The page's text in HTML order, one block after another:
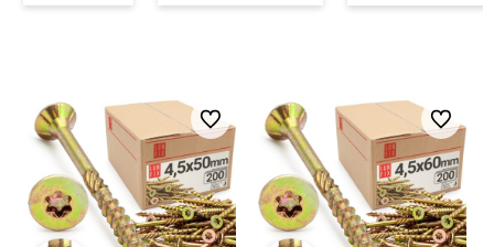
Zu Favoriten Zu